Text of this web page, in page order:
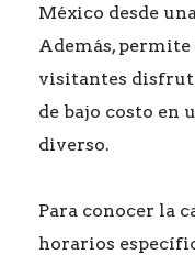
México desde
Además,
visitantes
de bajo costo en
diverso.
Para conocer la
horarios